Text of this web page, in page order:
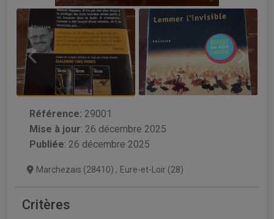
Référence: 29001
Mise à jour: 26 décembre 2025
Publiée: 26 décembre 2025
Marchezais (28410) , Eure-et-Loir (28)
Critères